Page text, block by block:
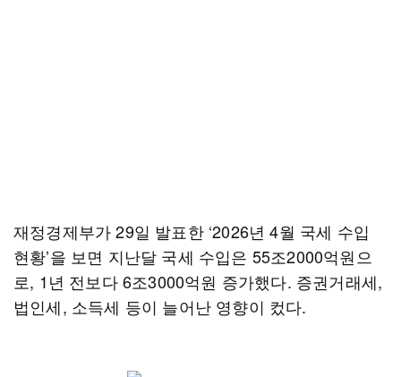
재정경제부가 29일 발표한 ‘2026년 4월 국세 수입
현황’을 보면 지난달 국세 수입은 55조2000억원으
로, 1년 전보다 6조3000억원 증가했다. 증권거래세,
법인세, 소득세 등이 늘어난 영향이 컸다.